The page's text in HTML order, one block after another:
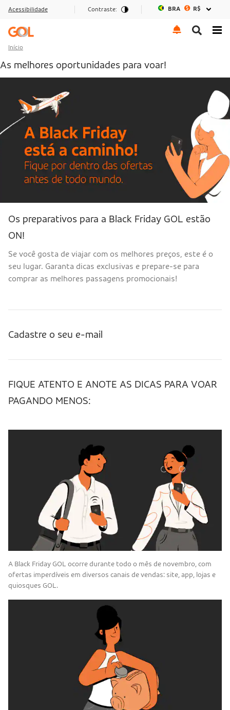
Ir para o menu
Ir para o conteúdo
Ir para o rodapé
Acessibilidade Contraste: BRA R$
Início
As melhores oportunidades para voar!
Os preparativos para a Black Friday GOL estão
ON!
Se você gosta de viajar com os melhores preços, este é o
seu lugar. Garanta dicas exclusivas e prepare-se para
comprar as melhores passagens promocionais!
Cadastre o seu e-mail
FIQUE ATENTO E ANOTE AS DICAS PARA VOAR
PAGANDO MENOS:
A Black Friday GOL ocorre durante todo o mês de novembro, com
ofertas imperdíveis em diversos canais de vendas: site, app, lojas e
quiosques GOL.